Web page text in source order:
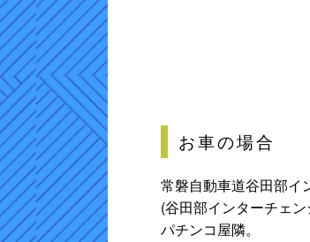
お車の場合
常磐自動車道谷田部イ
(谷田部インターチェ
パチンコ屋隣。